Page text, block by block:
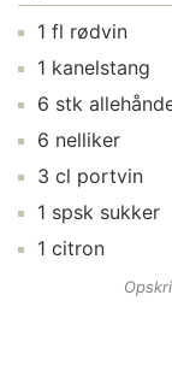
1 fl rødvin
1 kanelstang
6 stk
6 nelliker
3 cl portvin
1 spsk sukker
1 citron